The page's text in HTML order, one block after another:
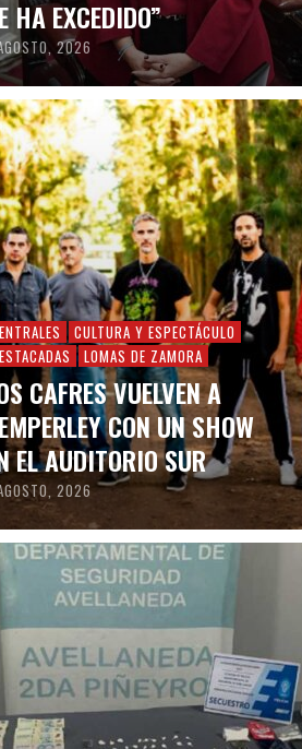
HA EXCEDIDO”
2026
CULTURA Y ESPECTÁCULO
LOMAS DE ZAMORA
CAFRES VUELVEN A
CON UN SHOW
EL AUDITORIO SUR
2026